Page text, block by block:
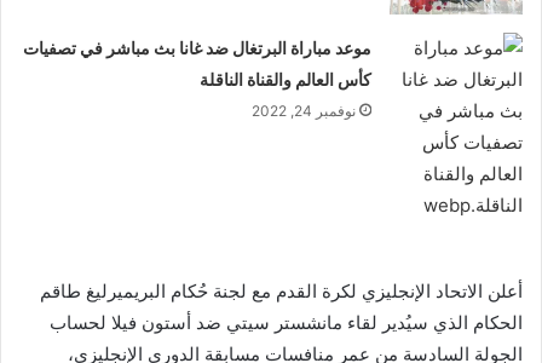
موعد مباراة البرتغال ضد غانا بث مباشر في تصفيات
كأس العالم والقناة الناقلة
نوفمبر 24, 2022
أعلن الاتحاد الإنجليزي لكرة القدم مع لجنة حُكام البريميرليغ طاقم
الحكام الذي سيُدير لقاء مانشستر سيتي ضد أستون فيلا لحساب
الجولة السادسة من عمر منافسات مسابقة الدوري الإنجليزي،